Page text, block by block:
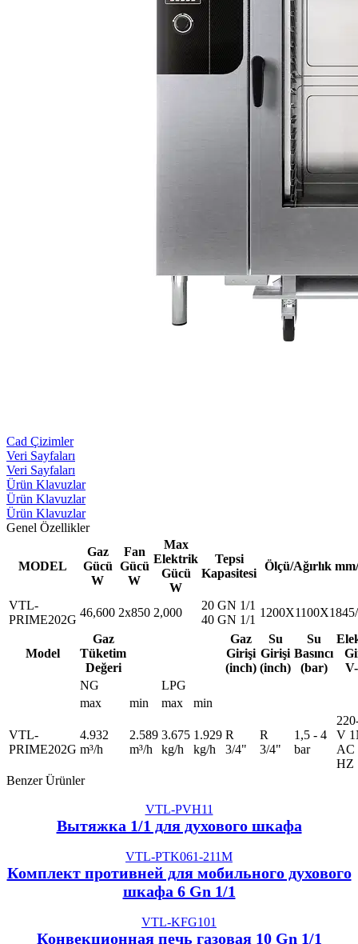
Cad Çizimler
Veri Sayfaları
Veri Sayfaları
Ürün Klavuzlar
Ürün Klavuzlar
Ürün Klavuzlar
Genel Özellikler
MODEL
Gaz
Gücü
W
Fan
Gücü
W
Max
Elektrik
Gücü
W
Tepsi
Kapasitesi
Ölçü/Ağırlık
VTL-
PRIME202G
46,600 2x850 2,000
20 GN 1/1
40 GN 1/1
Model
Gaz
Tüketim
Değeri
Gaz
Girişi
(inch)
Su
Girişi
(inch)
Su
Basıncı
(bar)
NG
LPG
max
min max min
VTL-
PRIME202G
4.932
m³/h
2.589
m³/h
3.675
kg/h
1.929
kg/h
R
3/4"
R
3/4"
1,5 - 4
bar
V
AC
HZ
Benzer Ürünler
VTL-PVH11
Вытяжка 1/1 для духового шкафа
VTL-PTK061-211M
Комплект противней для мобильного духового
шкафа 6 Gn 1/1
VTL-KFG101
Конвекционная печь газовая 10 Gn 1/1